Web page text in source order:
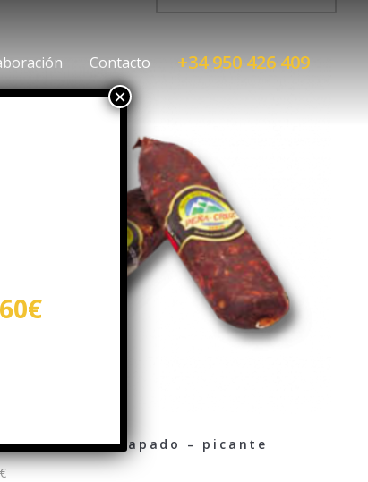
Contacto +34 950 426 409
casero chapado – picante
€